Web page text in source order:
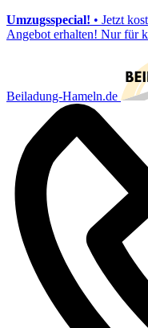
Umzugsspecial! • Jetzt
Angebot erhalten! Nur für
Beiladung-Hameln.de